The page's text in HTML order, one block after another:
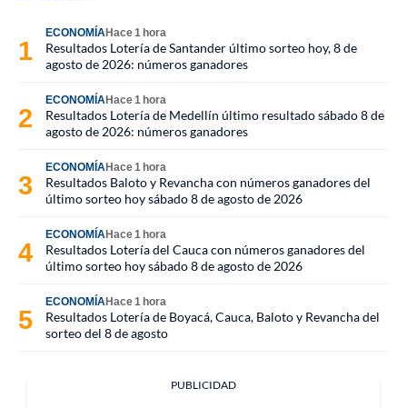
ECONOMÍAHace 1 hora
Resultados Lotería de Santander último sorteo hoy, 8 de
agosto de 2026: números ganadores
ECONOMÍAHace 1 hora
Resultados Lotería de Medellín último resultado sábado 8 de
agosto de 2026: números ganadores
ECONOMÍAHace 1 hora
Resultados Baloto y Revancha con números ganadores del
último sorteo hoy sábado 8 de agosto de 2026
ECONOMÍAHace 1 hora
Resultados Lotería del Cauca con números ganadores del
último sorteo hoy sábado 8 de agosto de 2026
ECONOMÍAHace 1 hora
Resultados Lotería de Boyacá, Cauca, Baloto y Revancha del
sorteo del 8 de agosto
PUBLICIDAD